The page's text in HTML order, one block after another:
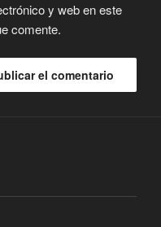
y web en este
comente.